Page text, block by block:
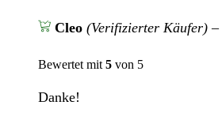
Cleo (Verifizierter Käufer) –
Bewertet mit 5 von 5
Danke!